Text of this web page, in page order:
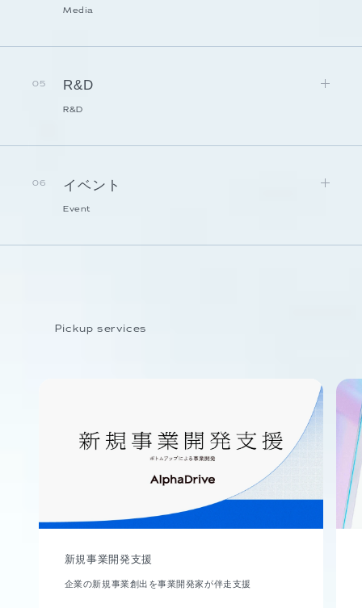
Media
05 R&D
R&D
06 イベント
Event
Pickup services
新規事業開発支援
企業の新規事業創出を事業開発家が伴走支援